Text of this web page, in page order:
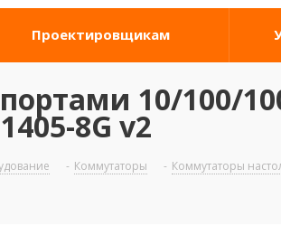
Проектировщикам
10/100/
8G v2
- Коммутаторы - Коммутаторы